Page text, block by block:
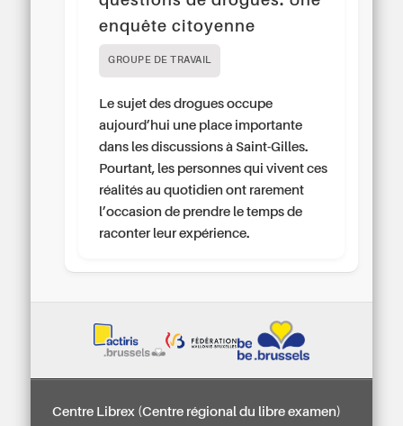
enquête citoyenne
GROUPE DE TRAVAIL
Le sujet des drogues occupe
aujourd’hui une place importante
dans les discussions à Saint-Gilles.
Pourtant, les personnes qui vivent ces
réalités au quotidien ont rarement
l’occasion de prendre le temps de
raconter leur expérience.
Centre Librex (Centre régional du libre examen)